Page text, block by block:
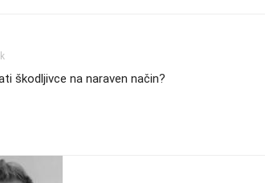
škodljivce na naraven način?